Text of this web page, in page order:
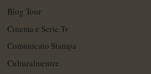
Blog Tour
Cinema e Serie Tv
Comunicato Stampa
Culturalmentre